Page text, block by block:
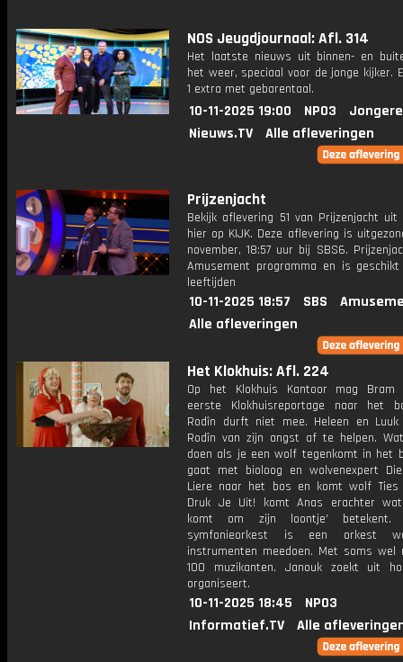
NOS Jeugdjournaal: Afl. 314
Het laatste nieuws uit binnen- en
het weer, speciaal voor de jonge kijker.
1 extra met gebarentaal.
10-11-2025 19:00 NPO3
Nieuws.TV
Alle afleveringen
Prijzenjacht
Bekijk aflevering 51 van Prijzenjacht uit
hier op KIJK. Deze aflevering is
november, 18:57 uur bij SBS6.
Amusement programma en is
leeftijden
10-11-2025 18:57 SBS
Alle afleveringen
Het Klokhuis: Afl. 224
Op het Klokhuis Kantoor mag Bram
eerste Klokhuisreportage naar het
Rodîn durft niet mee. Heleen en Luuk
Rodîn van zijn angst af te helpen.
doen als je een wolf tegenkomt in het
gaat met bioloog en wolvenexpert
Liere naar het bos en komt wolf Ties
Druk Je Uit! komt Anas erachter
komt om zijn loontje' betekent.
symfonieorkest is een orkest
instrumenten meedoen. Met soms wel
100 muzikanten. Janouk zoekt uit
organiseert.
10-11-2025 18:45
NPO3
Informatief.TV
Alle